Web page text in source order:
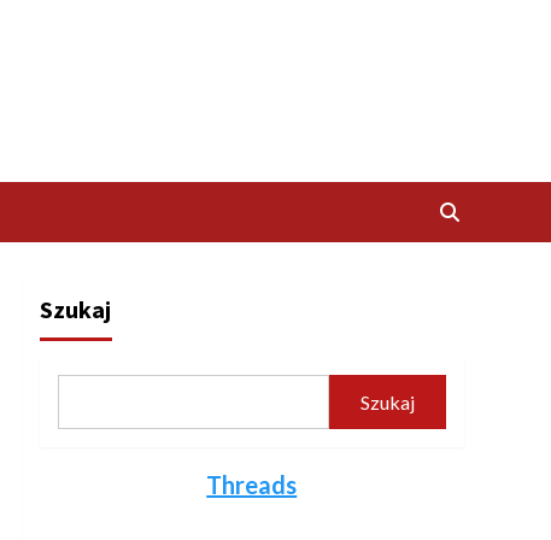
Szukaj
Szukaj
Threads